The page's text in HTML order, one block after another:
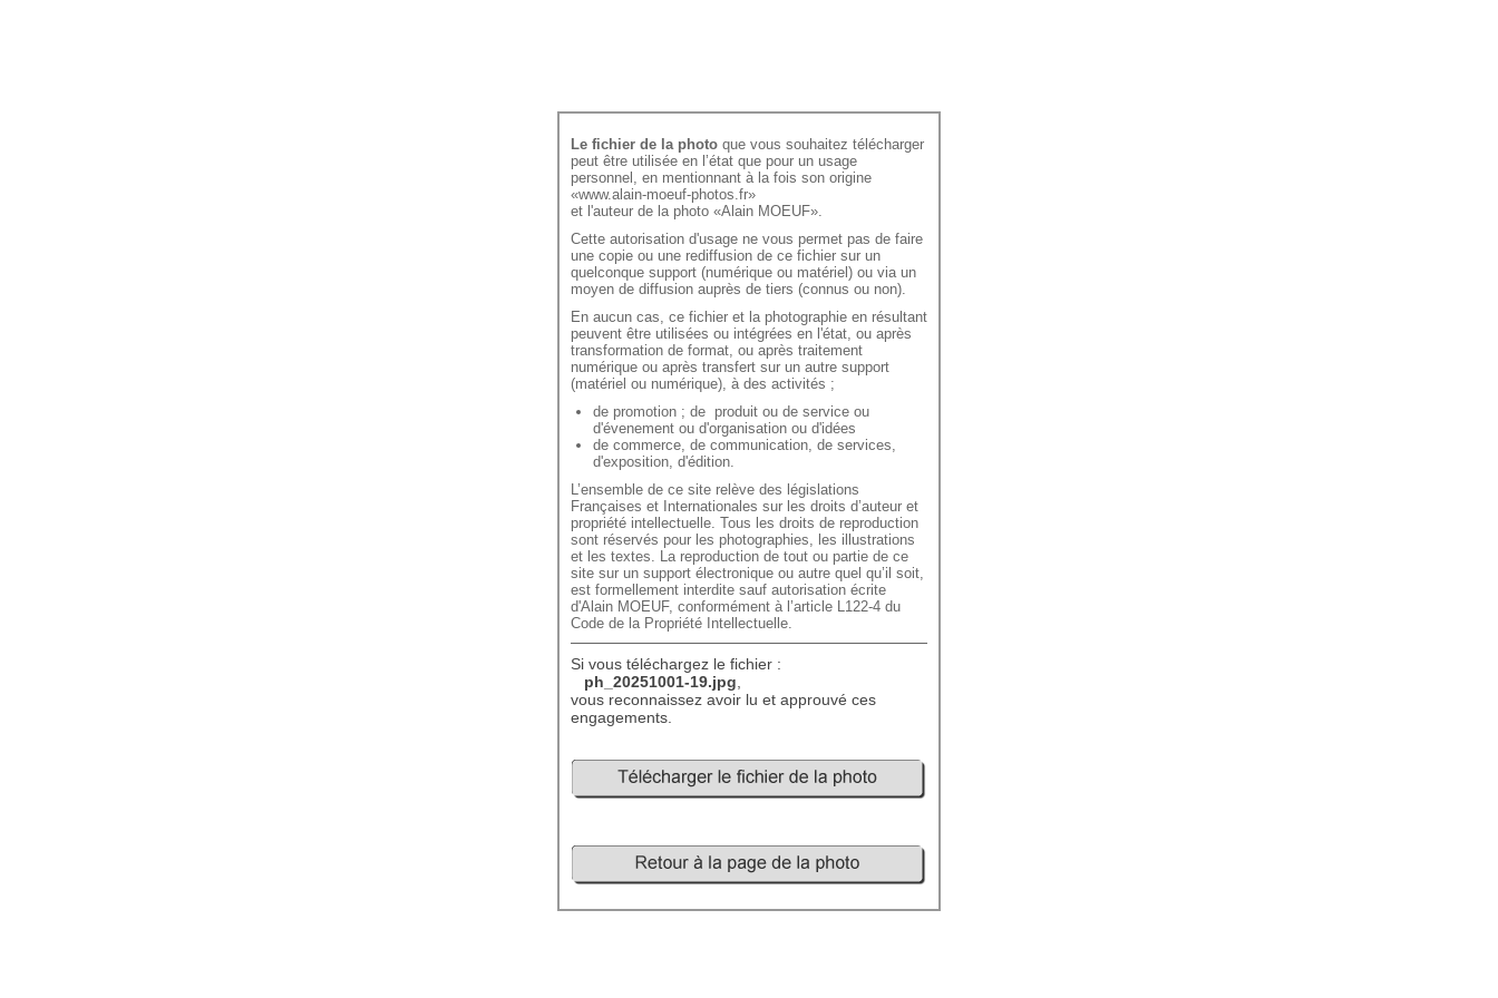
Le fichier de la photo que vous souhaitez télécharger
peut être utilisée en l’état que pour un usage
personnel, en mentionnant à la fois son origine
«www.alain-moeuf-photos.fr»
et l'auteur de la photo «Alain MOEUF».
Cette autorisation d'usage ne vous permet pas de faire
une copie ou une rediffusion de ce fichier sur un
quelconque support (numérique ou matériel) ou via un
moyen de diffusion auprès de tiers (connus ou non).
En aucun cas, ce fichier et la photographie en résultant
peuvent être utilisées ou intégrées en l'état, ou après
transformation de format, ou après traitement
numérique ou après transfert sur un autre support
(matériel ou numérique), à des activités ;
de promotion ; de produit ou de service ou
d'évenement ou d'organisation ou d'idées
de commerce, de communication, de services,
d'exposition, d'édition.
L’ensemble de ce site relève des législations
Françaises et Internationales sur les droits d’auteur et
propriété intellectuelle. Tous les droits de reproduction
sont réservés pour les photographies, les illustrations
et les textes. La reproduction de tout ou partie de ce
site sur un support électronique ou autre quel qu’il soit,
est formellement interdite sauf autorisation écrite
d'Alain MOEUF, conformément à l’article L122-4 du
Code de la Propriété Intellectuelle.
Si vous téléchargez le fichier :
ph_20251001-19.jpg
vous reconnaissez avoir lu et approuvé ces
engagements.